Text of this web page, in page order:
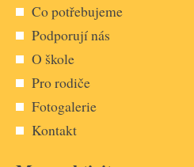
Co potřebujeme
Podporují nás
O škole
Pro rodiče
Fotogalerie
Kontakt